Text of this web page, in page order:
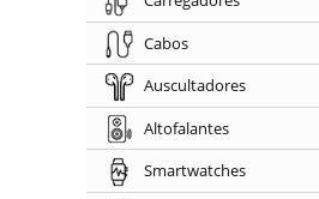
Cabos
Auscultadores
Altofalantes
Smartwatches